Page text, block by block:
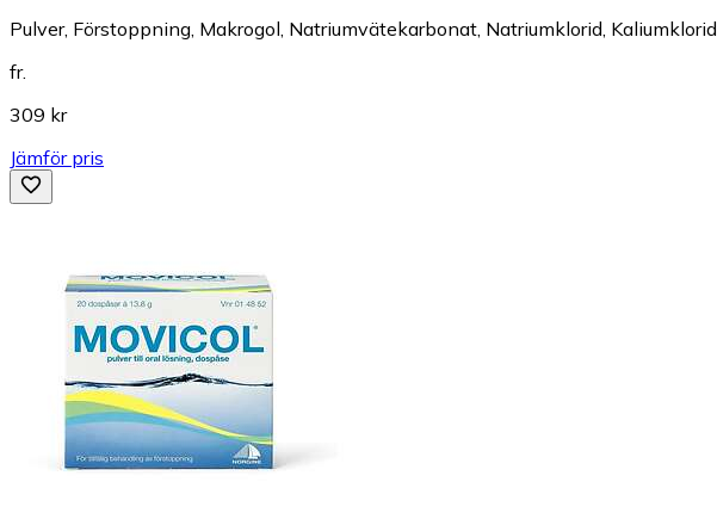
Pulver, Förstoppning, Makrogol, Natriumvätekarbonat, Natriumklorid, Kaliumklorid
fr.
309 kr
Jämför pris